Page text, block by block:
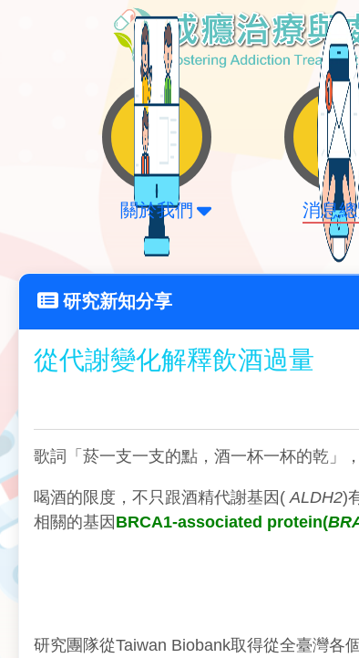
關於我們 消息
研究新知分享
從代謝變化解釋飲酒過量
歌詞「菸一支一支的點，酒一杯一杯的乾」
喝酒的限度，不只跟酒精代謝基因( ALDH2)
相關的基因 BRCA1-associated protein(
研究團隊從Taiwan Biobank取得從全臺灣各